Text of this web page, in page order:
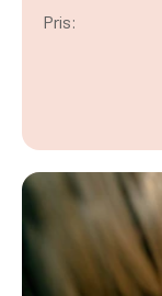
Pris: